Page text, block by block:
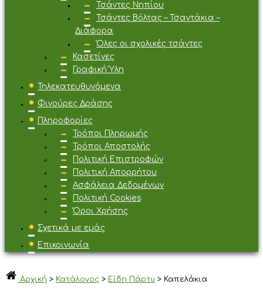
Τσάντες Νηπίου
Τσάντες Βόλτας – Τσαντάκια –
Διάφορα
Όλες οι σχολικές τσάντες
Κασετίνες
Γραφική Ύλη
Τηλεκατευθυνόμενα
Φιγούρες Δράσης
Πληροφορίες
Τρόποι Πληρωμής
Τρόποι Αποστολής
Πολιτική Επιστροφών
Πολιτική Απορρήτου
Ασφάλεια Δεδομένων
Πολιτική Cookies
Όροι Χρήσης
Σχετικά με εμάς
Επικοινωνία
Αρχική > Κατάλογος > Είδη Πάρτυ > Καπελάκια